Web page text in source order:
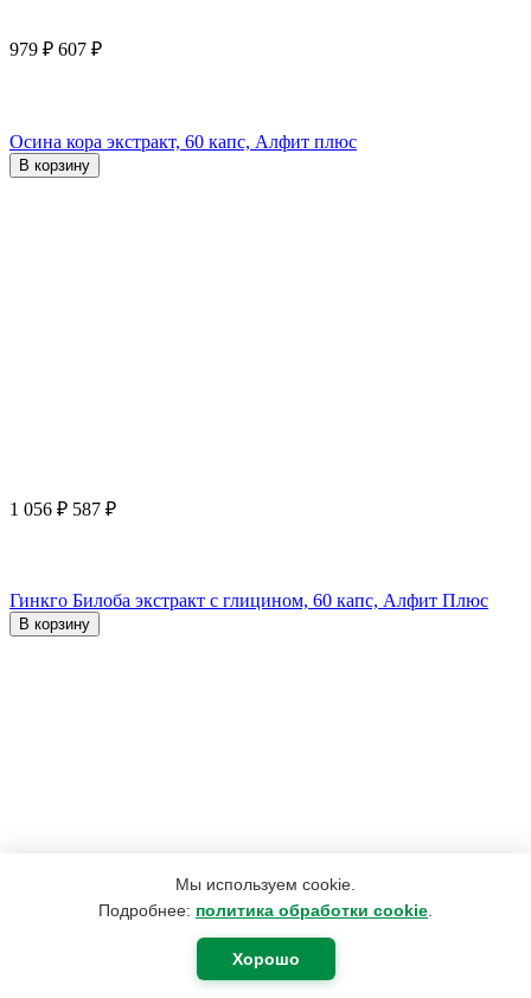
Мы используем cookie.
Подробнее: политика обработки cookie
Хорошо
979 ₽ 607 ₽
Осина кора экстракт, 60 капс, Алфит плюс
В корзину
1 056 ₽ 587 ₽
Гинкго Билоба экстракт с глицином, 60 капс, Алфит Плюс
В корзину